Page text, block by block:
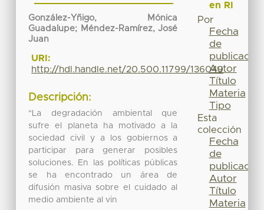
González-Yñigo, Mónica
Guadalupe; Méndez-Ramírez, José
Juan
URI:
http://hdl.handle.net/20.500.11799/136049
Descripción:
"La degradación ambiental que
sufre el planeta ha motivado a la
sociedad civil y a los gobiernos a
participar para generar posibles
soluciones. En las políticas públicas
se ha encontrado un área de
difusión masiva sobre el cuidado al
medio ambiente al vin
en RI
Por
Fecha
de
publicación
Autor
Título
Materia
Tipo
Esta
colección
Fecha
de
publicación
Autor
Título
Materia